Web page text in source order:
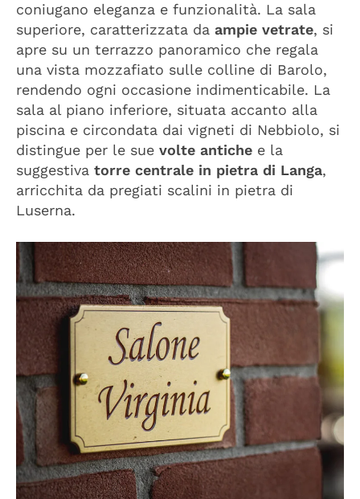
coniugano eleganza e funzionalità. La sala
superiore, caratterizzata da ampie vetrate, si
apre su un terrazzo panoramico che regala
una vista mozzafiato sulle colline di Barolo,
rendendo ogni occasione indimenticabile. La
sala al piano inferiore, situata accanto alla
piscina e circondata dai vigneti di Nebbiolo, si
distingue per le sue volte antiche e la
suggestiva torre centrale in pietra di Langa,
arricchita da pregiati scalini in pietra di
Luserna.